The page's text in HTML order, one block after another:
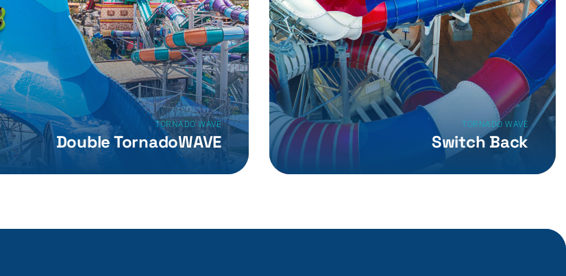
TORNADO WAVE
Switch Back
TORNADO WAVE
Double TornadoWAVE